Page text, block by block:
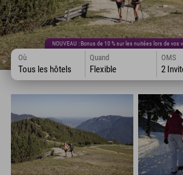
NOUVEAU : Bonus de 10 % sur les nuitées lors de vos
Où
Tous les hôtels
Quand
Flexible
OMS
2